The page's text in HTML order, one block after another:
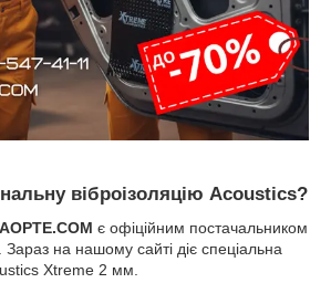
віброізоляцію Acoustics?
є офіційним постачальником
Зараз на нашому сайті діє спеціальна
Xtreme 2 мм.